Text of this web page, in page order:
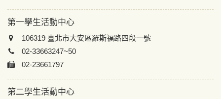
第一學生活動中心
106319 臺北市大安區羅斯福路四段一號
02-33663247~50
02-23661797
第二學生活動中心